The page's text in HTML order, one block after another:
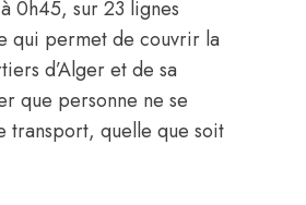
0h45, sur 23 lignes
qui permet de couvrir la
d’Alger et de sa
que personne ne se
transport, quelle que soit